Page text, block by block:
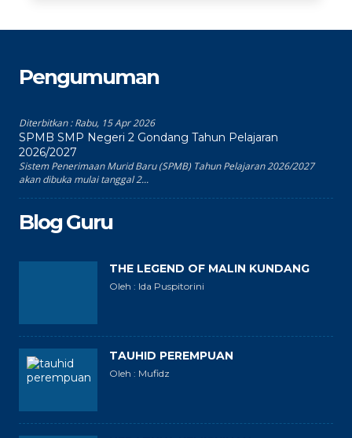
Pengumuman
Diterbitkan :Rabu, 15 Apr 2026
SPMB SMP Negeri 2 Gondang Tahun Pelajaran
2026/2027
Sistem Penerimaan Murid Baru (SPMB) Tahun Pelajaran 2026/2027
akan dibuka mulai tanggal 2...
Blog Guru
THE LEGEND OF MALIN KUNDANG
Oleh : Ida Puspitorini
TAUHID PEREMPUAN
Oleh : Mufidz